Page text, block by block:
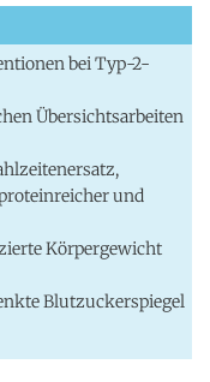
bei Typ-2-
Übersichtsarbeiten
und
Körpergewicht
Blutzuckerspiegel